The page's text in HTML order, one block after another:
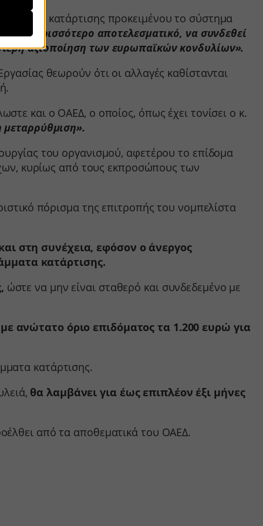
κατάρτισης προκειμένου το σύστημα
περισσότερο αποτελεσματικό, να συνδεθεί
αξιοποίηση των ευρωπαϊκών κονδυλίων».
θεωρούν ότι οι αλλαγές καθίστανται
και ο ΟΑΕΔ, ο οποίος, όπως έχει τονίσει ο κ.
μεταρρύθμιση».
του οργανισμού, αφετέρου το επίδομα
κυρίως από τους εκπροσώπους των
πόρισμα της επιτροπής του νομπελίστα
στη συνέχεια, εφόσον ο άνεργος
κατάρτισης.
ώστε να μην είναι σταθερό και συνδεδεμένο με
ανώτατο όριο επιδόματος τα 1.200 ευρώ για
κατάρτισης.
θα λαμβάνει για έως επιπλέον έξι μήνες
από τα αποθεματικά του ΟΑΕΔ.
όπως
σε